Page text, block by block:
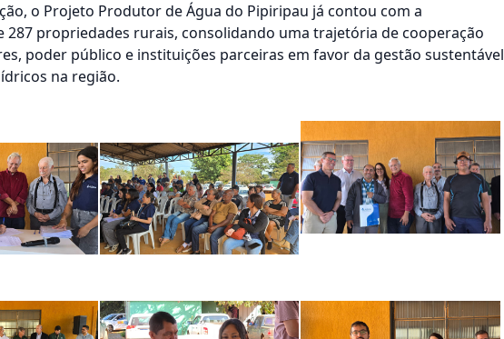
o Projeto Produtor de Água do Pipiripau já contou com a
287 propriedades rurais, consolidando uma trajetória de cooperação
poder público e instituições parceiras em favor da gestão sustentável
na região.